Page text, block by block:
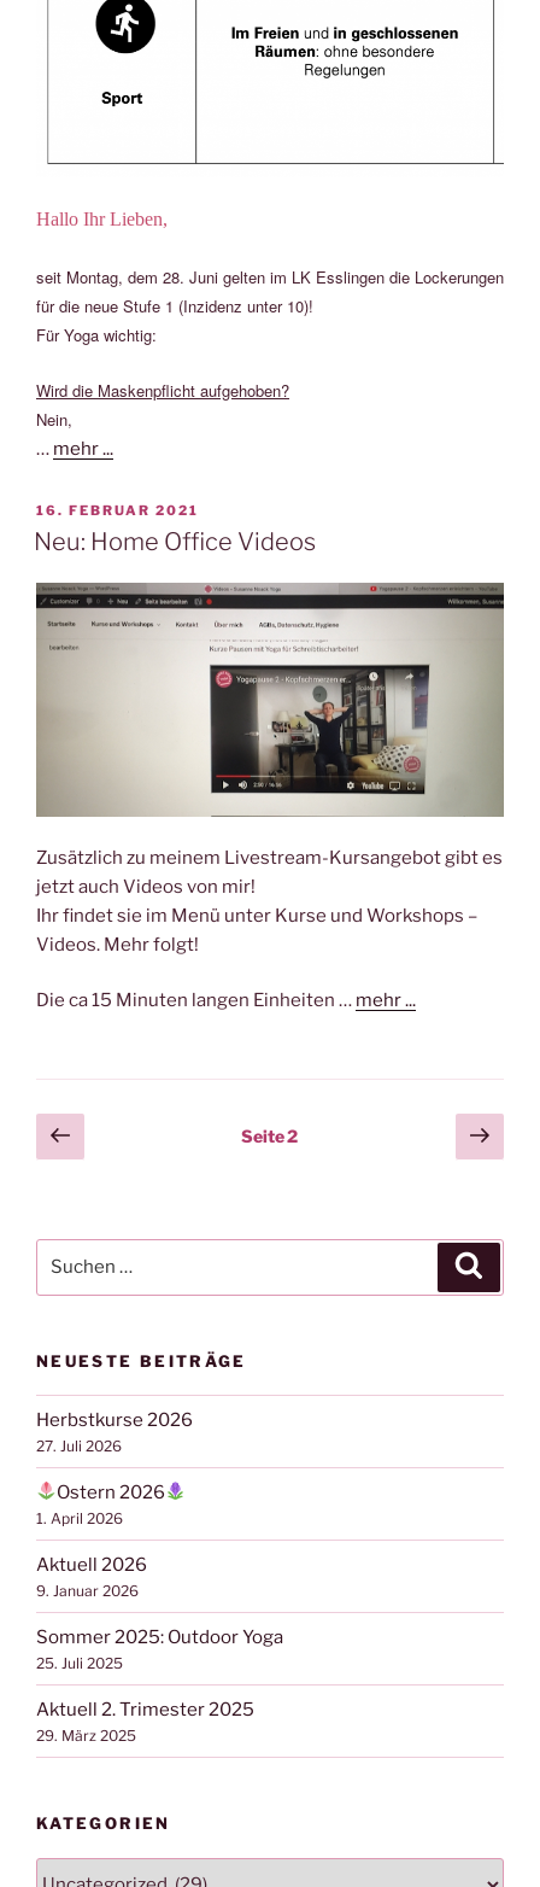
Hallo Ihr Lieben,
seit Montag, dem 28. Juni gelten im LK Esslingen die Lockerungen
für die neue Stufe 1 (Inzidenz unter 10)!
Für Yoga wichtig:
Wird die Maskenpflicht aufgehoben?
Nein,
… mehr ...
VERÖFFENTLICHT
AM
16. FEBRUAR 2021
Neu: Home Office Videos
Zusätzlich zu meinem Livestream-Kursangebot gibt es
jetzt auch Videos von mir!
Ihr findet sie im Menü unter Kurse und Workshops –
Videos. Mehr folgt!
Die ca 15 Minuten langen Einheiten … mehr ...
Seitennummerierung
der
Vorherige
Seite
Seite2
nach:
NEUESTE BEITRÄGE
Herbstkurse 2026
27. Juli 2026
Ostern 2026
1. April 2026
Aktuell 2026
9. Januar 2026
Sommer 2025: Outdoor Yoga
25. Juli 2025
Aktuell 2. Trimester 2025
29. März 2025
KATEGORIEN